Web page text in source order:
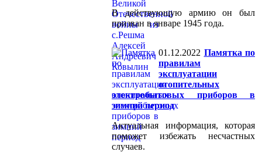
В действующую армию он был
призван в январе 1945 года.
01.12.2022 Памятка по
правилам
эксплуатации
отопительных
электробытовых приборов в
зимний период
Актуальная информация, которая
поможет избежать несчастных
случаев.